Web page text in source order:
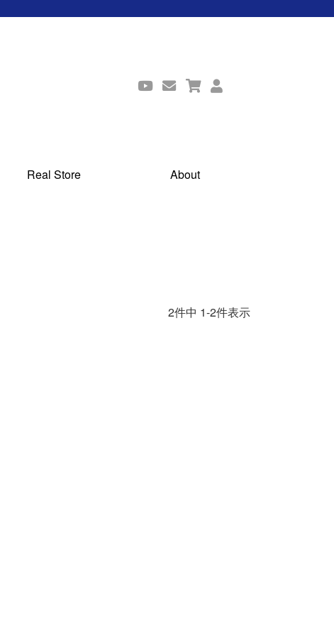
Real Store About
2件中 1-2件表示